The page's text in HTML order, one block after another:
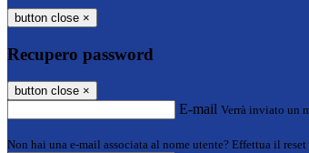
button close ×
Recupero password
button close ×
E-mail Verrà inviato un
Non hai una e-mail associata al nome utente? Effettua il